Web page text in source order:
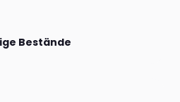
Bestände